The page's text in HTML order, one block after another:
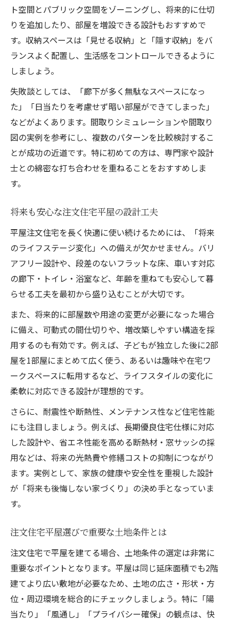
ト空間とパブリック空間をゾーニングし、将来的に仕切
りを追加したり、部屋を増設できる設計もおすすめで
す。収納スペースは「見せる収納」と「隠す収納」をバ
ランスよく配置し、生活感をコントロールできるように
しましょう。
失敗談としては、「廊下が多く無駄なスペースになっ
た」「日当たりを考慮せず暗い部屋ができてしまった」
などがよくあります。間取りシミュレーションや間取り
図の実例を参考にし、複数のパターンを比較検討するこ
とが成功の近道です。特に初めての方は、専門家や設計
士との綿密な打ち合わせを重ねることをおすすめしま
す。
将来も安心な注文住宅平屋の設計工夫
平屋注文住宅を長く快適に使い続けるためには、「将来
のライフステージ変化」への備えが欠かせません。バリ
アフリー設計や、段差のないフラットな床、車いす対応
の廊下・トイレ・浴室など、年齢を重ねても安心して暮
らせる工夫を最初から盛り込むことが大切です。
また、将来的に部屋数や用途の変更が必要になった場合
に備え、可動式の間仕切りや、増改築しやすい構造を採
用するのも有効です。例えば、子どもが独立した後に2部
屋を1部屋にまとめて広く使う、あるいは趣味や在宅ワ
ークスペースに転用するなど、ライフスタイルの変化に
柔軟に対応できる設計が理想的です。
さらに、耐震性や断熱性、メンテナンス性など住宅性能
にも注目しましょう。例えば、長期優良住宅仕様に対応
した設計や、省エネ性能を高める断熱材・窓サッシの採
用などは、将来の光熱費や修繕コストの抑制につながり
ます。実例として、家族の健康や安全性を重視した設計
が「将来も後悔しない家づくり」の決め手となっていま
す。
注文住宅平屋選びで重要な土地条件とは
注文住宅で平屋を建てる場合、土地条件の選定は非常に
重要なポイントとなります。平屋は同じ延床面積でも2階
建てより広い敷地が必要なため、土地の広さ・形状・方
位・周辺環境を総合的にチェックしましょう。特に「陽
当たり」「風通し」「プライバシー確保」の観点は、快